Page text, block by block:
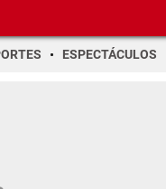
ESPECTÁCULOS